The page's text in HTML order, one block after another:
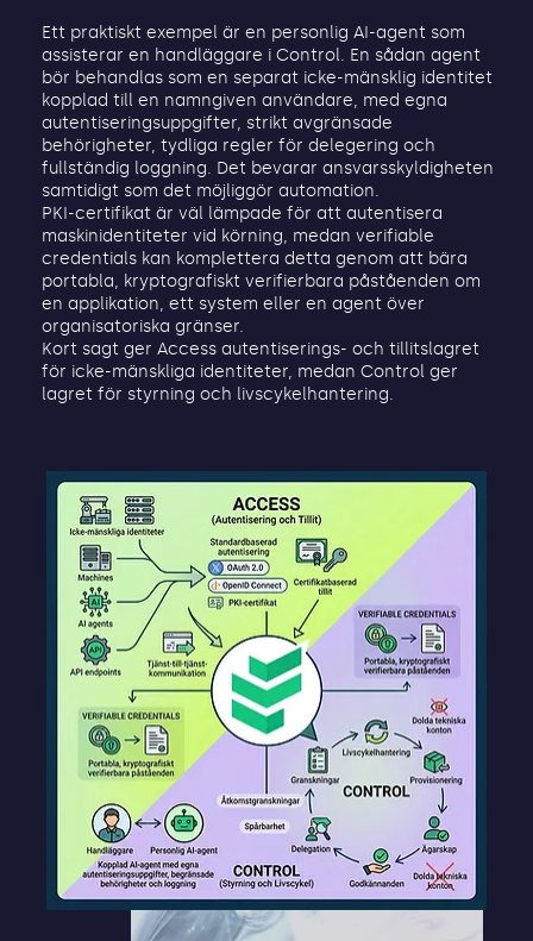
Ett praktiskt exempel är en personlig AI-agent som
assisterar en handläggare i Control. En sådan agent
bör behandlas som en separat icke-mänsklig identitet
kopplad till en namngiven användare, med egna
autentiseringsuppgifter, strikt avgränsade
behörigheter, tydliga regler för delegering och
fullständig loggning. Det bevarar ansvarsskyldigheten
samtidigt som det möjliggör automation.
PKI-certifikat är väl lämpade för att autentisera
maskinidentiteter vid körning, medan verifiable
credentials kan komplettera detta genom att bära
portabla, kryptografiskt verifierbara påståenden om
en applikation, ett system eller en agent över
organisatoriska gränser.
Kort sagt ger Access autentiserings- och tillitslagret
för icke-mänskliga identiteter, medan Control ger
lagret för styrning och livscykelhantering.